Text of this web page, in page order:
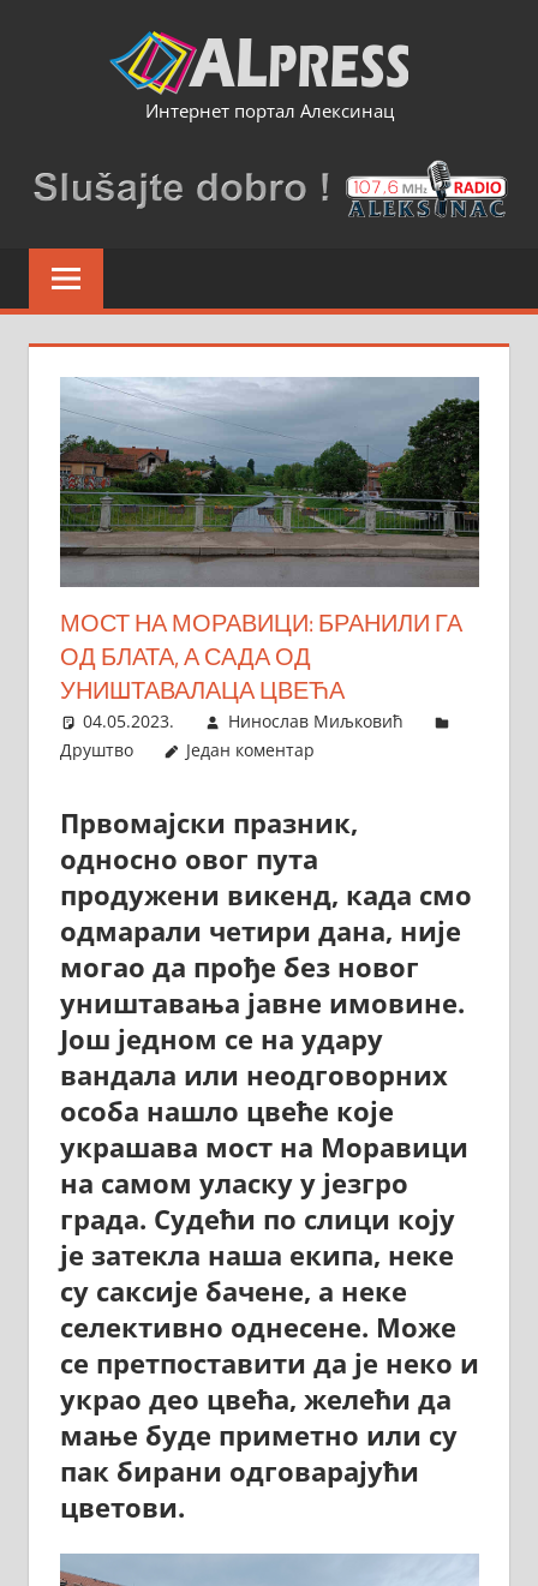
Интернет портал Алексинац
МОСТ НА МОРАВИЦИ: БРАНИЛИ ГА
ОД БЛАТА, А САДА ОД
УНИШТАВАЛАЦА ЦВЕЋА
04.05.2023.
Нинослав Миљковић
Друштво
Један коментар
Првомајски празник,
односно овог пута
продужени викенд, када смо
одмарали четири дана, није
могао да прође без новог
уништавања јавне имовине.
Још једном се на удару
вандала или неодговорних
особа нашло цвеће које
украшава мост на Моравици
на самом уласку у језгро
града. Судећи по слици коју
је затекла наша екипа, неке
су саксије бачене, а неке
селективно однесене. Може
се претпоставити да је неко и
украо део цвећа, желећи да
мање буде приметно или су
пак бирани одговарајући
цветови.